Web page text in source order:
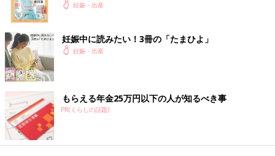
妊娠・出産
妊娠中に読みたい！3冊の「たまひよ」
妊娠・出産
もらえる年金25万円以下の人が知るべき事
PR(くらしの話題)